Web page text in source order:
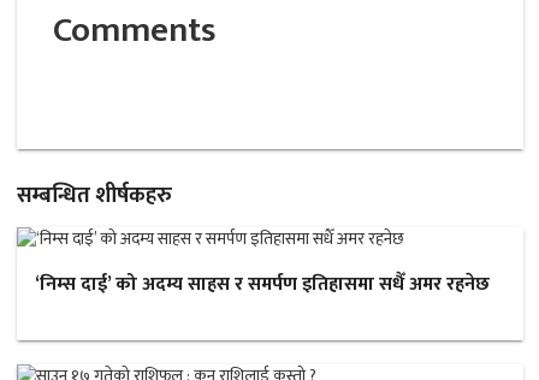
Comments
सम्बन्धित शीर्षकहरु
‘निम्स दाई’ को अदम्य साहस र समर्पण इतिहासमा सधैँ अमर रहनेछ